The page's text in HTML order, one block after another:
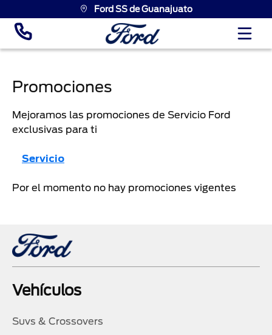
Ford SS de Guanajuato
Promociones
Mejoramos las promociones de Servicio Ford
exclusivas para ti
Servicio
Por el momento no hay promociones vigentes
Vehículos
Suvs & Crossovers